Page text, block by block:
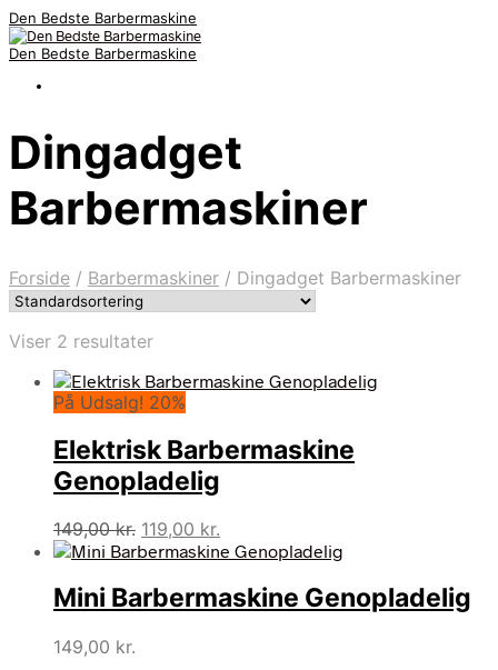
Den Bedste Barbermaskine
Den Bedste Barbermaskine
Dingadget
Barbermaskiner
Forside / Barbermaskiner / Dingadget Barbermaskiner
Viser 2 resultater
På Udsalg! 20%
Elektrisk Barbermaskine
Genopladelig
149,00kr. Den
oprindelige
var:
149,00 kr..
119,00 kr.
aktuelle
er:
119,00 kr..
Mini Barbermaskine Genopladelig
149,00 kr.